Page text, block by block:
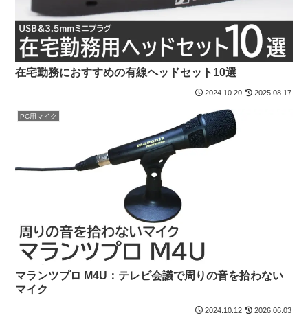
在宅勤務におすすめの有線ヘッドセット10選
2024.10.20 2025.08.17
PC用マイク
マランツプロ M4U：テレビ会議で周りの音を拾わない
マイク
2024.10.12 2026.06.03